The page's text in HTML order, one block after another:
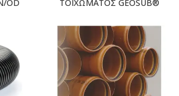
OD
ΤΟΙΧΩΜΑΤΟΣ GEOSUB®